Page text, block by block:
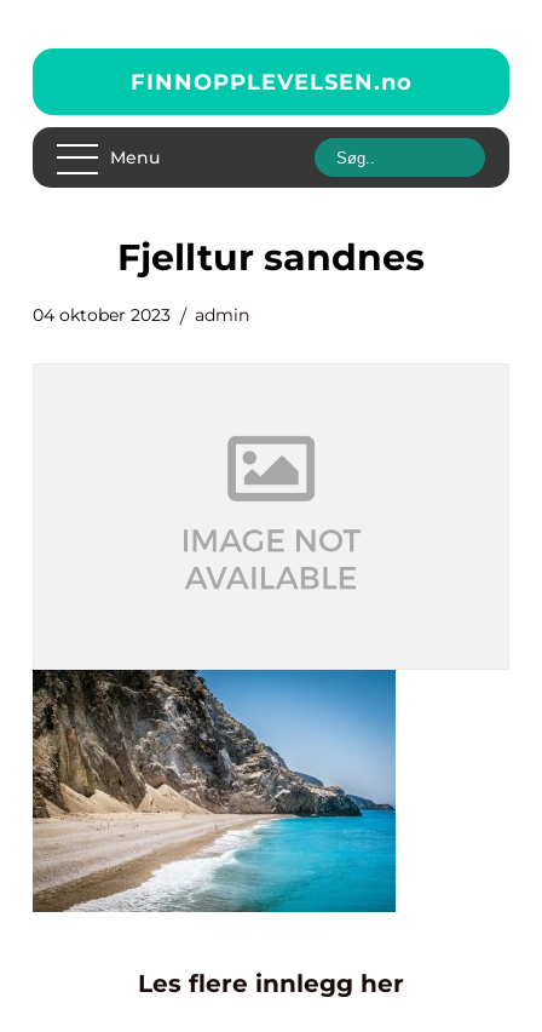
FINNOPPLEVELSEN.no
Menu
fjelltur sandnes
04 oktober 2023 admin
Les flere innlegg her